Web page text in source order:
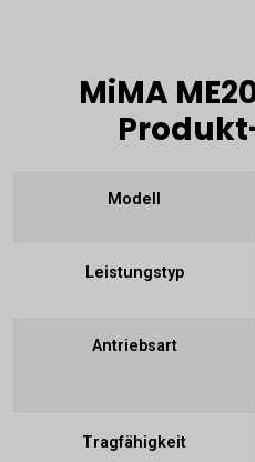
MiMA
Modell
Leistungstyp
Antriebsart
Tragfähigkeit